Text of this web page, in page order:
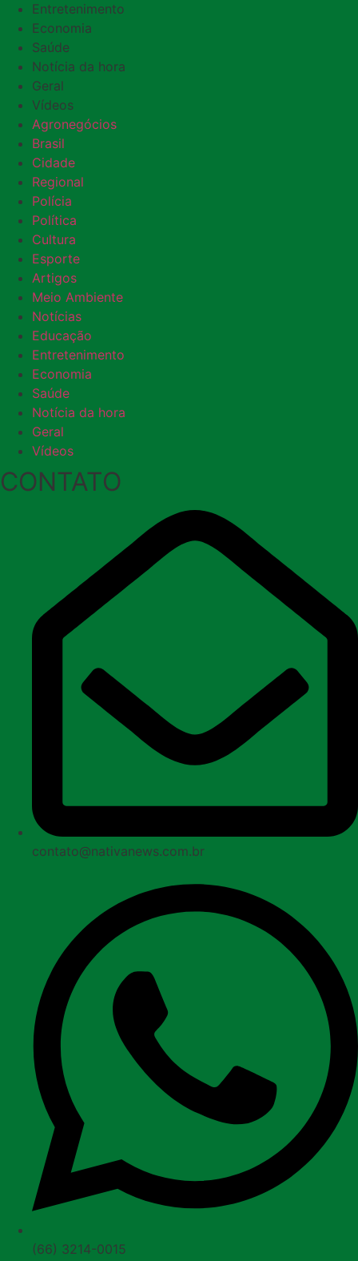
Entretenimento
Economia
Saúde
Notícia da hora
Geral
Vídeos
Agronegócios
Brasil
Cidade
Regional
Polícia
Política
Cultura
Esporte
Artigos
Meio Ambiente
Notícias
Educação
Entretenimento
Economia
Saúde
Notícia da hora
Geral
Vídeos
CONTATO
contato@nativanews.com.br
(66) 3214-0015